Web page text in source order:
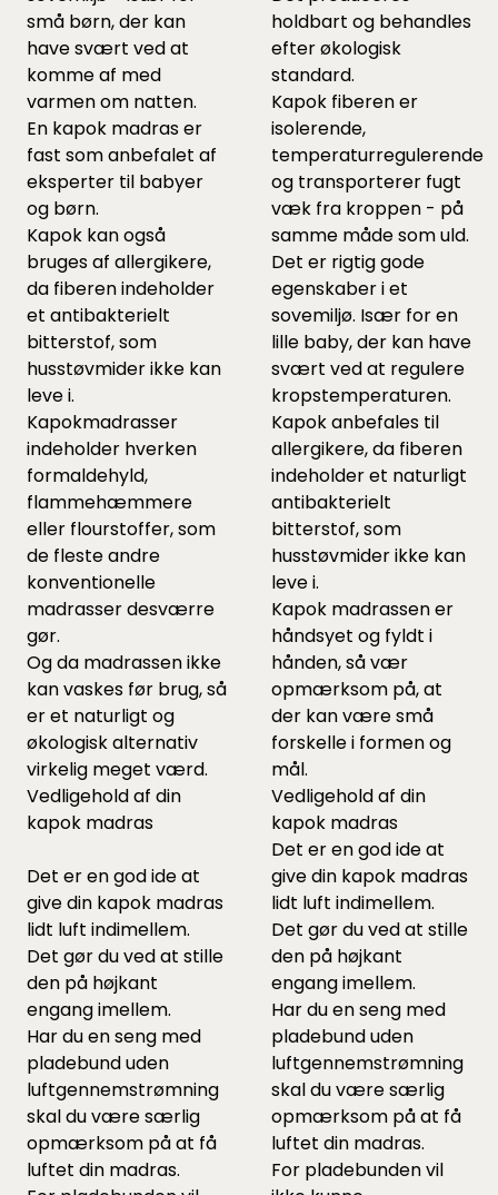
små børn, der kan
have svært ved at
komme af med
varmen om natten.
En kapok madras er
fast som anbefalet af
eksperter til babyer
og børn.
Kapok kan også
bruges af allergikere,
da fiberen indeholder
et antibakterielt
bitterstof, som
husstøvmider ikke kan
leve i.
Kapokmadrasser
indeholder hverken
formaldehyld,
flammehæmmere
eller flourstoffer, som
de fleste andre
konventionelle
madrasser desværre
gør.
Og da madrassen ikke
kan vaskes før brug, så
er et naturligt og
økologisk alternativ
virkelig meget værd.
Vedligehold af din
kapok madras
Det er en god ide at
give din kapok madras
lidt luft indimellem.
Det gør du ved at stille
den på højkant
engang imellem.
Har du en seng med
pladebund uden
luftgennemstrømning
skal du være særlig
opmærksom på at få
luftet din madras.
holdbart og behandles
efter økologisk
standard.
Kapok fiberen er
isolerende,
temperaturregulerende
og transporterer fugt
væk fra kroppen - på
samme måde som uld.
Det er rigtig gode
egenskaber i et
sovemiljø. Især for en
lille baby, der kan have
svært ved at regulere
kropstemperaturen.
Kapok anbefales til
allergikere, da fiberen
indeholder et naturligt
antibakterielt
bitterstof, som
husstøvmider ikke kan
leve i.
Kapok madrassen er
håndsyet og fyldt i
hånden, så vær
opmærksom på, at
der kan være små
forskelle i formen og
mål.
Vedligehold af din
kapok madras
Det er en god ide at
give din kapok madras
lidt luft indimellem.
Det gør du ved at stille
den på højkant
engang imellem.
Har du en seng med
pladebund uden
luftgennemstrømning
skal du være særlig
opmærksom på at få
luftet din madras.
For pladebunden vil